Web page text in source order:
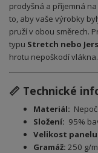
prodyšná a příjemná
to, aby vaše výrobky
pruží v obou směrech.
typu Stretch nebo
hrotu nepoškodí
📏 Technické
Materiál:
Složení: 95%
Velikost
Gramáž: 250 g/